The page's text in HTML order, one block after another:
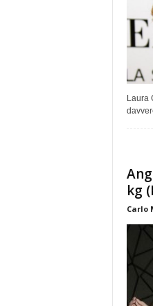
Laura
kg
Carlo